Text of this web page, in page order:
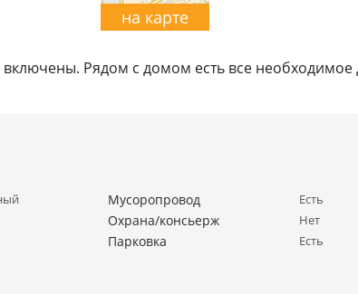
на карте
Рядом с домом есть все необходимое
Мусоропровод Есть
Охрана/консьерж Нет
Парковка Есть